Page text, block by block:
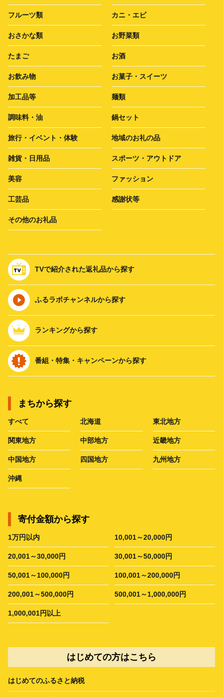
フルーツ類 カニ・エビ
おさかな類 お野菜類
たまご お酒
お飲み物 お菓子・スイーツ
加工品等 麺類
調味料・油 鍋セット
旅行・イベント・体験 地域のお礼の品
雑貨・日用品 スポーツ・アウトドア
美容 ファッション
工芸品 感謝状等
その他のお礼品
TVで紹介された返礼品から探す
ふるラボチャンネルから探す
ランキングから探す
番組・特集・キャンペーンから探す
まちから探す
すべて 北海道 東北地方
関東地方 中部地方 近畿地方
中国地方 四国地方 九州地方
沖縄
寄付金額から探す
1万円以内 10,001～20,000円
20,001～30,000円 30,001～50,000円
50,001～100,000円 100,001～200,000円
200,001～500,000円 500,001～1,000,000円
1,000,001円以上
はじめての方はこちら
はじめてのふるさと納税